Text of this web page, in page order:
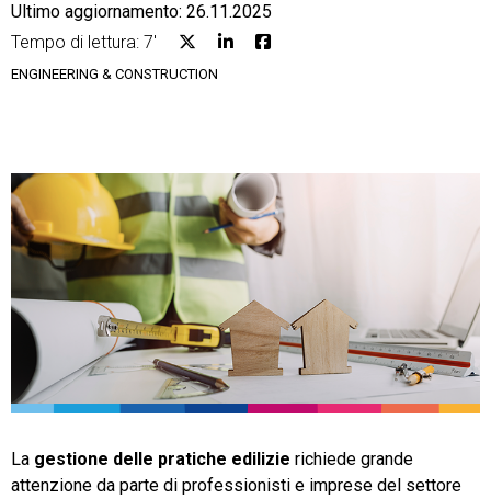
Ecommerce
Financial Solutions
HR
Trust Services
TeamSystem Corporate
Ultimo aggiornamento: 26.11.2025
Tempo di lettura: 7'
ENGINEERING & CONSTRUCTION
La gestione delle pratiche edilizie richiede grande
attenzione da parte di professionisti e imprese del settore